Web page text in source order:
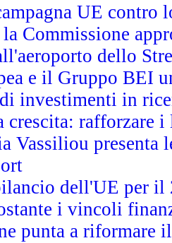
UE contro
Commissione
dello
e il Gruppo BEI
investimenti in
crescita: rafforzare
Vassiliou
dell'UE per il
i vincoli
punta a riformare